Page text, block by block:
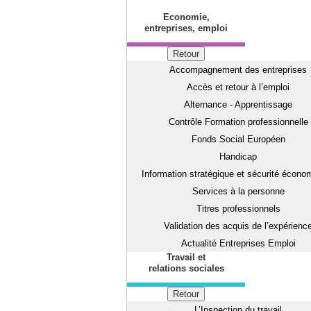
Economie,
entreprises, emploi
Retour
Accompagnement des entreprises
Accès et retour à l’emploi
Alternance - Apprentissage
Contrôle Formation professionnelle
Fonds Social Européen
Handicap
Information stratégique et sécurité
Services à la personne
Titres professionnels
Validation des acquis de
Actualité Entreprises Emploi
Travail et
relations sociales
Retour